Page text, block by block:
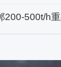
h重晶石生产流程及